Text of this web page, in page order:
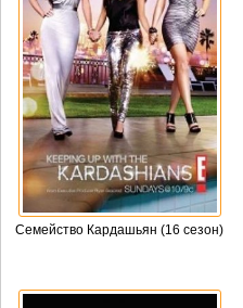
Семейство Кардашьян (16 сезон)